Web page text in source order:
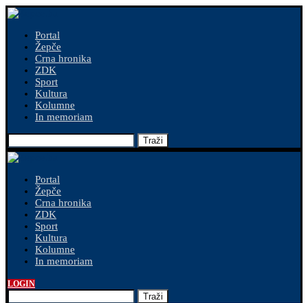
Portal
Žepče
Crna hronika
ZDK
Sport
Kultura
Kolumne
In memoriam
Traži
Portal
Žepče
Crna hronika
ZDK
Sport
Kultura
Kolumne
In memoriam
LOGIN
Traži